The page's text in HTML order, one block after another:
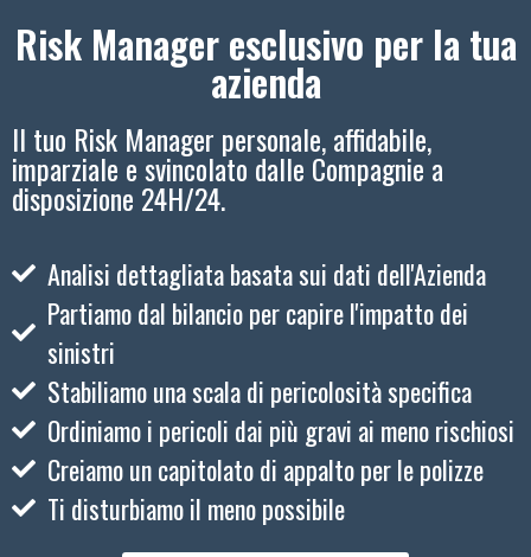
Risk Manager esclusivo per la tua
azienda
Il tuo Risk Manager personale, affidabile,
imparziale e svincolato dalle Compagnie a
disposizione 24H/24.
Analisi dettagliata basata sui dati dell'Azienda
Partiamo dal bilancio per capire l'impatto dei
sinistri
Stabiliamo una scala di pericolosità specifica
Ordiniamo i pericoli dai più gravi ai meno rischiosi
Creiamo un capitolato di appalto per le polizze
Ti disturbiamo il meno possibile